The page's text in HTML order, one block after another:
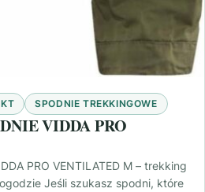
SPODNIE TREKKINGOWE
VIDDA PRO
PRO VENTILATED M – trekking
Jeśli szukasz spodni, które